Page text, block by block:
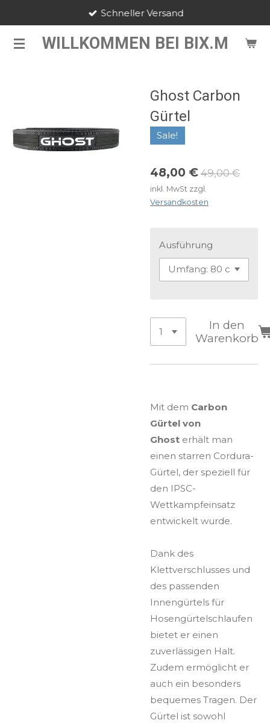
springen WILLKOMMEN BEI BIX.M
Schneller Versand
Ghost Carbon
Gürtel
Sale!
48,00 € 49,00 €
inkl. MwSt zzgl.
Versandkosten
Ausführung
In den
Warenkorb
Mit dem Carbon
Gürtel von
Ghost erhält man
einen starren Cordura-
Gürtel, der speziell für
den IPSC-
Wettkampfeinsatz
entwickelt wurde.
Dank des
Klettverschlusses und
des passenden
Innengürtels für
Hosengürtelschlaufen
bietet er einen
zuverlässigen Halt.
Zudem ermöglicht er
auch ein besonders
bequemes Tragen. Der
Gürtel ist sowohl